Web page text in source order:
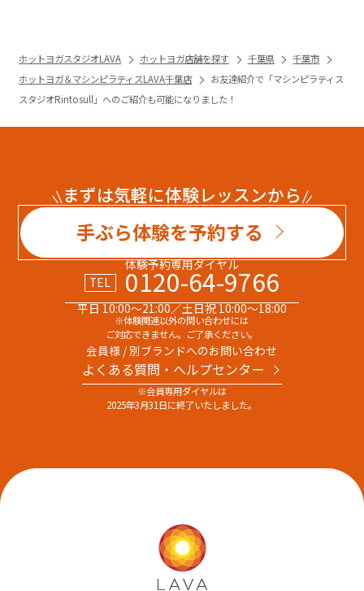
ホットヨガスタジオLAVA ホットヨガ店舗を探す 千葉県
千葉市
ホットヨガ＆マシンピラティスLAVA千葉店
お友達紹介で「マシンピラティス
スタジオRintosull」へのご紹介も可能になりました！
まずは気軽に体験レッスンから
手ぶら体験を予約する
体験予約専用ダイヤル
TEL
0120-64-9766
平日 10:00～21:00／土日祝 10:00～18:00
※体験関連以外の問い合わせには
ご対応できません。ご了承ください。
会員様 / 別ブランドへのお問い合わせ
よくある質問・へルプセンター
※会員専用ダイヤルは
2025年3月31日に終了いたしました。